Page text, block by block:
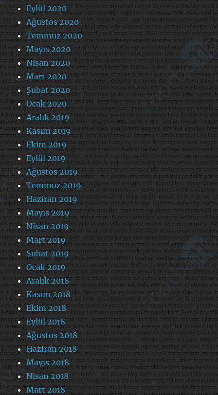
Eylül 2020
Ağustos 2020
Temmuz 2020
Mayıs 2020
Nisan 2020
Mart 2020
Şubat 2020
Ocak 2020
Aralık 2019
Kasım 2019
Ekim 2019
Eylül 2019
Ağustos 2019
Temmuz 2019
Haziran 2019
Mayıs 2019
Nisan 2019
Mart 2019
Şubat 2019
Ocak 2019
Aralık 2018
Kasım 2018
Ekim 2018
Eylül 2018
Ağustos 2018
Haziran 2018
Mayıs 2018
Nisan 2018
Mart 2018